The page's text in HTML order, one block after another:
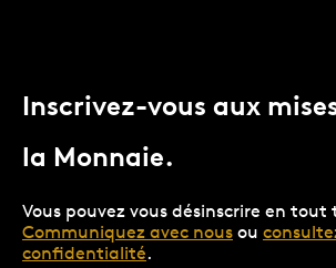
Inscrivez-vous aux
la Monnaie.
Vous pouvez vous désinscrire en tout
Communiquez avec nous ou
confidentialité.